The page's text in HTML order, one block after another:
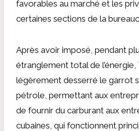
favorables au marché et les
certaines sections de la
Après avoir imposé, pendant
étranglement total de l’énergie,
légèrement desserré le garrot
pétrole, permettant aux
de fournir du carburant aux
cubaines, qui fonctionnent